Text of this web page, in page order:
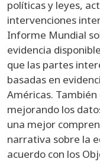
políticas y leyes,
intervenciones
Informe Mundial
evidencia
que las partes
basadas en
Américas.
mejorando los
una mejor
narrativa sobre la
acuerdo con los